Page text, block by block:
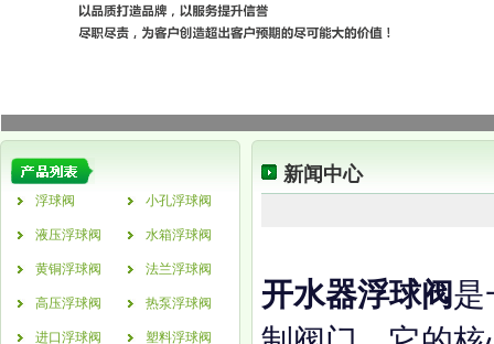
浮球阀 小孔浮球阀
液压浮球阀 水箱浮球阀
黄铜浮球阀 法兰浮球阀
高压浮球阀 热泵浮球阀
进口浮球阀 塑料浮球阀
新闻中心
开水器浮球阀是